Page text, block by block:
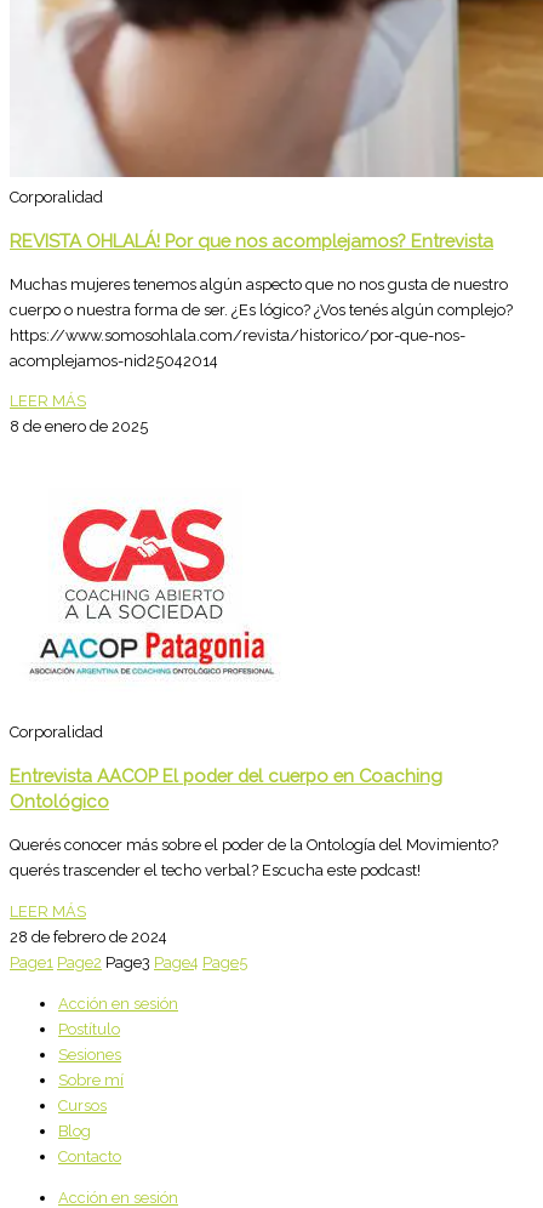
Corporalidad
REVISTA OHLALÁ! Por que nos acomplejamos? Entrevista
Muchas mujeres tenemos algún aspecto que no nos gusta de nuestro
cuerpo o nuestra forma de ser. ¿Es lógico? ¿Vos tenés algún complejo?
https://www.somosohlala.com/revista/historico/por-que-nos-
acomplejamos-nid25042014
LEER MÁS
8 de enero de 2025
Corporalidad
Entrevista AACOP El poder del cuerpo en Coaching
Ontológico
Querés conocer más sobre el poder de la Ontología del Movimiento?
querés trascender el techo verbal? Escucha este podcast!
LEER MÁS
28 de febrero de 2024
Page1 Page2 Page3 Page4 Page5
Acción en sesión
Postítulo
Sesiones
Sobre mí
Cursos
Blog
Contacto
Acción en sesión